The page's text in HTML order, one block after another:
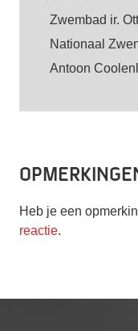
Zwembad ir.
Nationaal
Antoon
Heb je een
reactie.